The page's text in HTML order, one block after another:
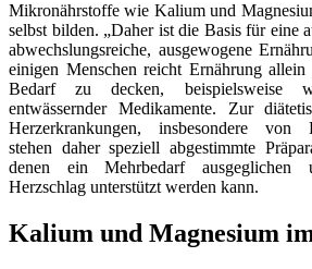
Mikronährstoffe wie Kalium und
selbst bilden. „Daher ist die Basis für eine
abwechslungsreiche, ausgewogene
einigen Menschen reicht Ernährung
Bedarf zu decken, beispielsweise
entwässernder Medikamente. Zur
Herzerkrankungen, insbesondere von
stehen daher speziell abgestimmte
denen ein Mehrbedarf ausgeglichen
Herzschlag unterstützt werden kann.
Kalium und Magnesium